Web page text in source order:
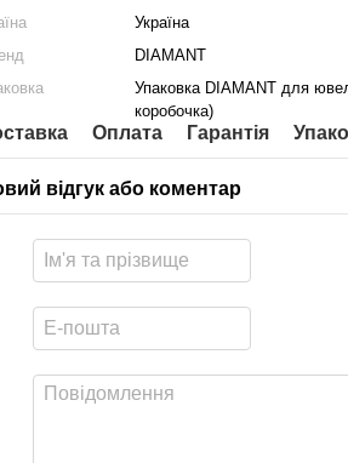
Україна
DIAMANT
Упаковка DIAMANT для
коробочка)
Оплата Гарантія
відгук або коментар